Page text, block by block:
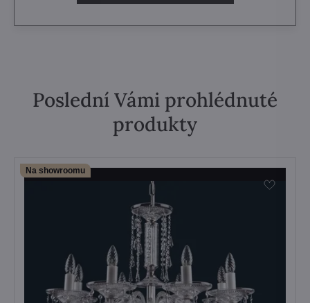
Poslední Vámi prohlédnuté
produkty
Na showroomu